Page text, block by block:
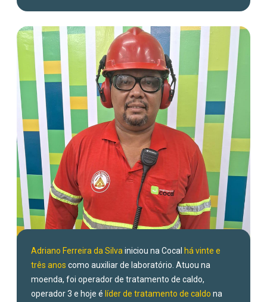
Adriano Ferreira da Silva iniciou na Cocal há vinte e
três anos como auxiliar de laboratório. Atuou na
moenda, foi operador de tratamento de caldo,
operador 3 e hoje é líder de tratamento de caldo na